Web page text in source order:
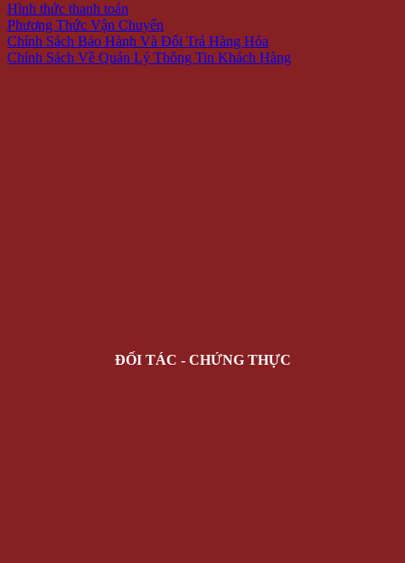
Hình thức thanh toán
Phương Thức Vận Chuyển
Chính Sách Bảo Hành Và Đổi Trả Hàng Hóa
Chính Sách Về Quản Lý Thông Tin Khách Hàng
ĐỐI TÁC - CHỨNG THỰC